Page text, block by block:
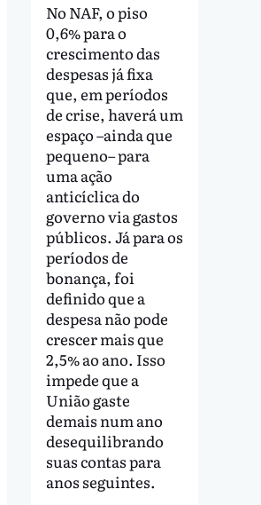
No NAF, o piso
0,6% para o
crescimento das
despesas já fixa
que, em períodos
de crise, haverá um
espaço –ainda que
pequeno– para
uma ação
anticíclica do
governo via gastos
públicos. Já para os
períodos de
bonança, foi
definido que a
despesa não pode
crescer mais que
2,5% ao ano. Isso
impede que a
União gaste
demais num ano
desequilibrando
suas contas para
anos seguintes.